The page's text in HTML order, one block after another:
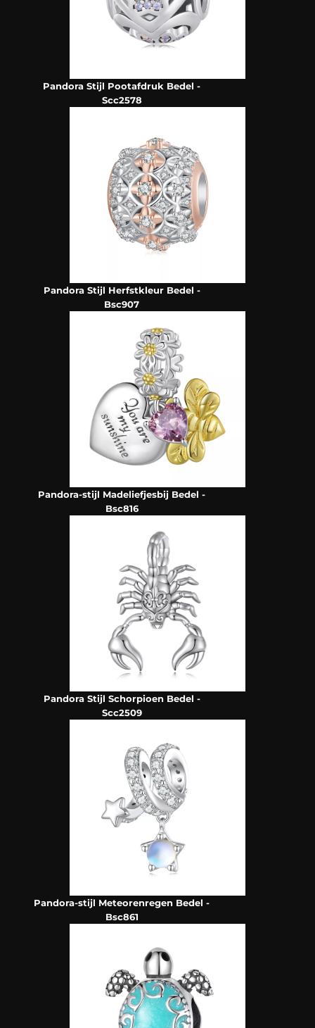
Pandora Stijl Pootafdruk Bedel -
Scc2578
Pandora Stijl Herfstkleur Bedel -
Bsc907
Pandora-stijl Madeliefjesbij Bedel -
Bsc816
Pandora Stijl Schorpioen Bedel -
Scc2509
Pandora-stijl Meteorenregen Bedel -
Bsc861